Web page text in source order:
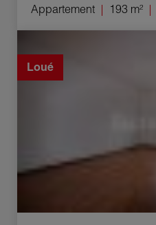
Appartement 193 m²
Loué